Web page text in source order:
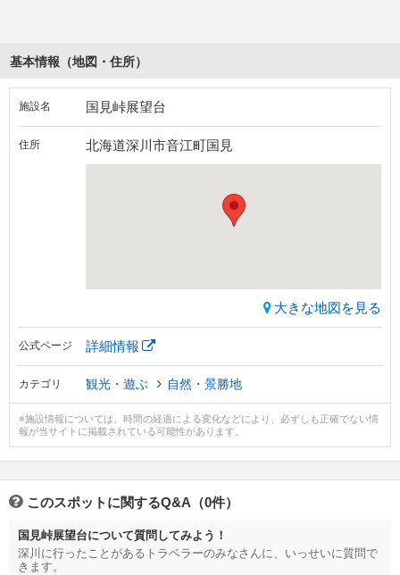
基本情報（地図・住所）
施設名 国見峠展望台
住所 北海道深川市音江町国見
大きな地図を見る
公式ページ 詳細情報
カテゴリ 観光・遊ぶ 自然・景勝地
※施設情報については、時間の経過による変化などにより、必ずしも正確でない情
報が当サイトに掲載されている可能性があります。
このスポットに関するQ&A（0件）
国見峠展望台について質問してみよう！
深川に行ったことがあるトラベラーのみなさんに、いっせいに質問で
きます。